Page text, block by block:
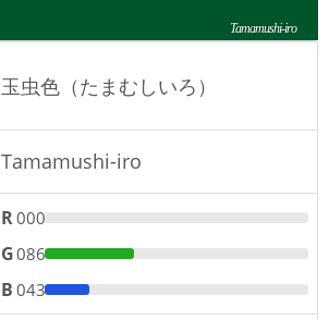
Tamamushi-iro
玉虫色（たまむしいろ）
Tamamushi-iro
R000
G086
B 043